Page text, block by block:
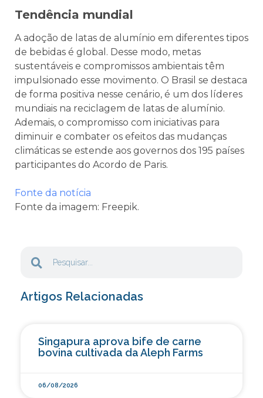
Tendência mundial
A adoção de latas de alumínio em diferentes tipos
de bebidas é global. Desse modo, metas
sustentáveis e compromissos ambientais têm
impulsionado esse movimento. O Brasil se destaca
de forma positiva nesse cenário, é um dos líderes
mundiais na reciclagem de latas de alumínio.
Ademais, o compromisso com iniciativas para
diminuir e combater os efeitos das mudanças
climáticas se estende aos governos dos 195 países
participantes do Acordo de Paris.
Fonte da notícia
Fonte da imagem: Freepik.
Artigos Relacionadas
Singapura aprova bife de carne
bovina cultivada da Aleph Farms
06/08/2026